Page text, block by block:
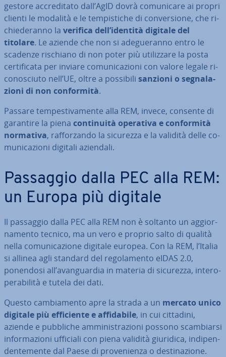
gestore ac­cre­di­ta­to dall’AgID dovrà co­mu­ni­ca­re ai propri
clienti le modalità e le tem­pi­sti­che di con­ver­sio­ne, che ri­
chie­de­ran­no la verifica dell’identità digitale del
titolare. Le aziende che non si ade­gue­ran­no entro le
scadenze rischiano di non poter più uti­liz­za­re la posta
cer­ti­fi­ca­ta per inviare co­mu­ni­ca­zio­ni con valore legale ri­
co­no­sciu­to nell’UE, oltre a possibili sanzioni o se­gna­la­
zio­ni di non con­for­mi­tà.
Passare tem­pe­sti­va­men­te alla REM, invece, consente di
garantire la piena con­ti­nui­tà operativa e con­for­mi­tà
normativa, raf­for­zan­do la sicurezza e la validità delle co­
mu­ni­ca­zio­ni digitali aziendali.
Passaggio dalla PEC alla REM:
un Europa più digitale
Il passaggio dalla PEC alla REM non è soltanto un ag­gior­
na­men­to tecnico, ma un vero e proprio salto di qualità
nella co­mu­ni­ca­zio­ne digitale europea. Con la REM, l’Italia
si allinea agli standard del re­go­la­men­to eIDAS 2.0,
ponendosi all’avan­guar­dia in materia di sicurezza, in­te­ro­
pe­ra­bi­li­tà e tutela dei dati.
Questo cam­bia­men­to apre la strada a un mercato unico
digitale più ef­fi­cien­te e af­fi­da­bi­le, in cui cittadini,
aziende e pubbliche am­mi­ni­stra­zio­ni possono scam­biar­si
in­for­ma­zio­ni ufficiali con piena validità giuridica, in­di­pen­
den­te­men­te dal Paese di pro­ve­nien­za o de­sti­na­zio­ne.